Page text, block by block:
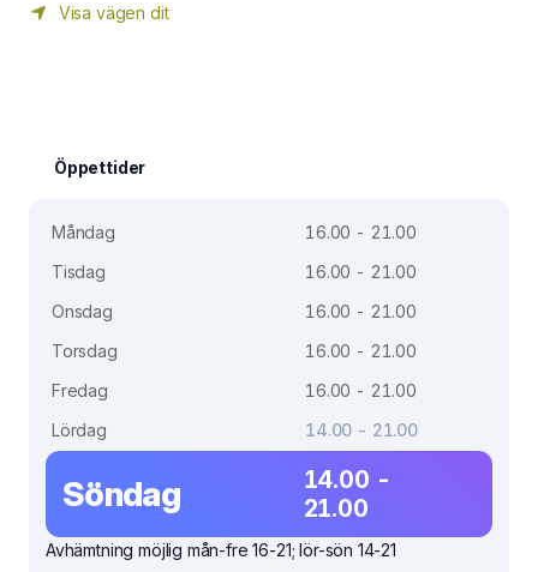
Visa vägen dit
Öppettider
Måndag
16.00 - 21.00
Tisdag
16.00 - 21.00
Onsdag
16.00 - 21.00
Torsdag
16.00 - 21.00
Fredag
16.00 - 21.00
Lördag
14.00 - 21.00
Söndag
14.00 -
21.00
Avhämtning möjlig mån-fre 16-21; lör-sön 14-21